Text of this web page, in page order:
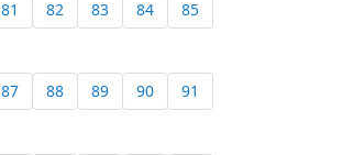
81 82 83 84 85
87 88 89 90 91